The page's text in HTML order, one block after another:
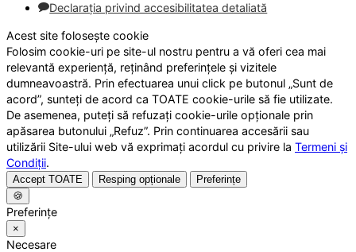
Declarația privind accesibilitatea detaliată
Acest site folosește cookie
Folosim cookie-uri pe site-ul nostru pentru a vă oferi cea mai
relevantă experiență, reținând preferințele și vizitele
dumneavoastră. Prin efectuarea unui click pe butonul „Sunt de
acord”, sunteți de acord ca TOATE cookie-urile să fie utilizate.
De asemenea, puteți să refuzați cookie-urile opționale prin
apăsarea butonului „Refuz”. Prin continuarea accesării sau
utilizării Site-ului web vă exprimați acordul cu privire la Termeni și
Condiții.
Accept TOATE Resping opționale
Preferințe
🍪
Preferințe
×
Necesare